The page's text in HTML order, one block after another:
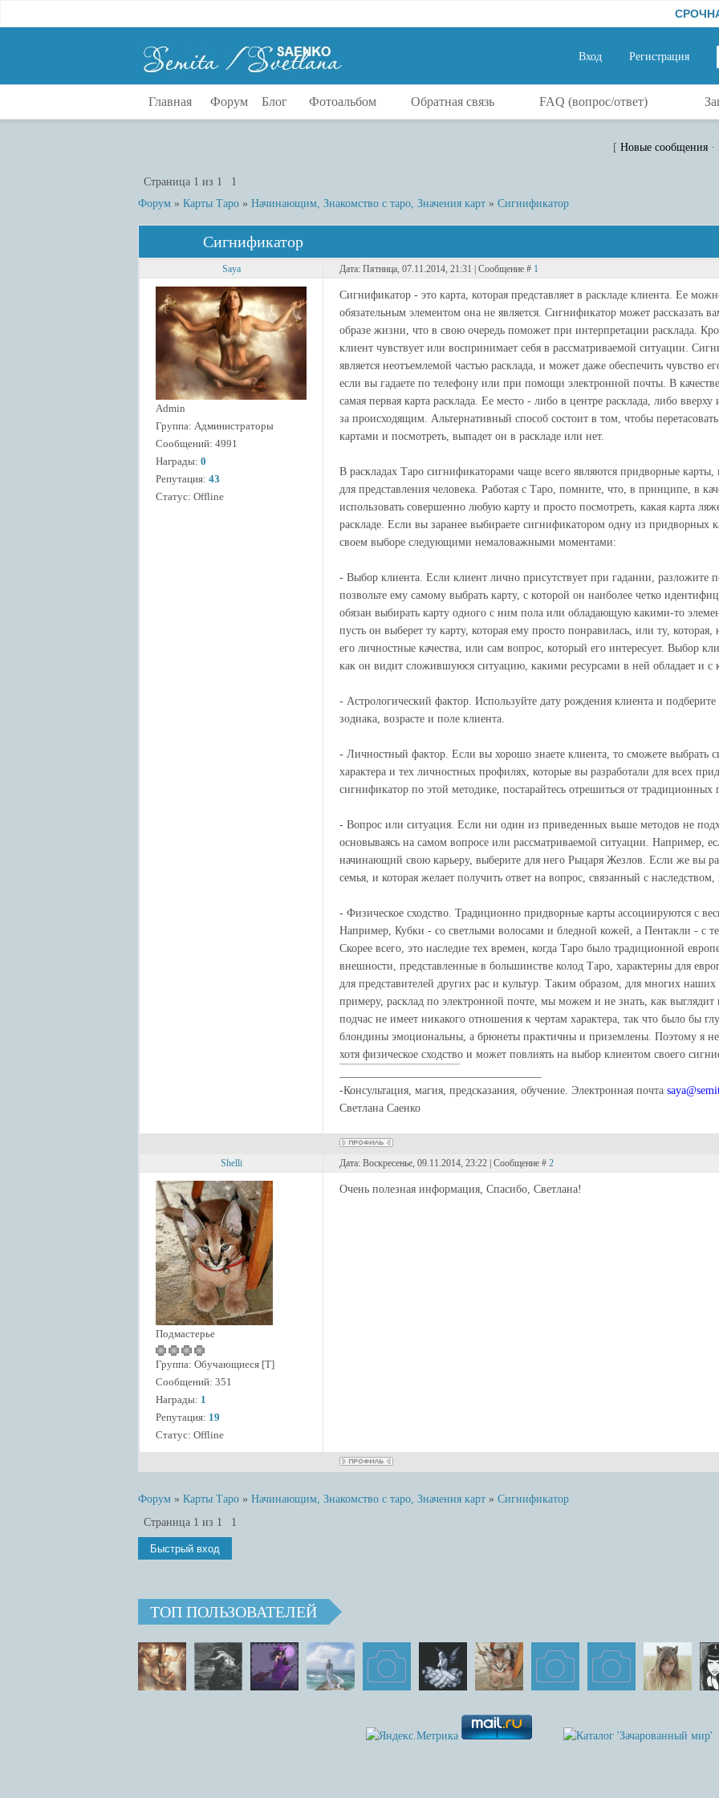
СРОЧНАЯ
Вход Регистрация
Главная Форум Блог Фотоальбом Обратная связь FAQ (вопрос/ответ)
[ Новые сообщения ·
Страница 1 из 1
1
Форум » Карты Таро » Начинающим, Знакомство с таро, Значения карт » Сигнификатор
Сигнификатор
Saya Дата: Пятница, 07.11.2014, 21:31 | Сообщение # 1
Admin
Группа: Администраторы
Сообщений: 4991
Награды: 0
Репутация: 43
Статус: Offline
Сигнификатор - это карта, которая представляет в раскладе клиента. Ее
обязательным элементом она не является. Сигнификатор может рассказать
образе жизни, что в свою очередь поможет при интерпретации расклада.
клиент чувствует или воспринимает себя в рассматриваемой ситуации.
является неотъемлемой частью расклада, и может даже обеспечить чувство
если вы гадаете по телефону или при помощи электронной почты. В
самая первая карта расклада. Ее место - либо в центре расклада, либо
за происходящим. Альтернативный способ состоит в том, чтобы
картами и посмотреть, выпадет он в раскладе или нет.
В раскладах Таро сигнификаторами чаще всего являются придворные карты,
для представления человека. Работая с Таро, помните, что, в принципе, в
использовать совершенно любую карту и просто посмотреть, какая карта
раскладе. Если вы заранее выбираете сигнификатором одну из придворных
своем выборе следующими немаловажными моментами:
- Выбор клиента. Если клиент лично присутствует при гадании, разложите
позвольте ему самому выбрать карту, с которой он наиболее четко
обязан выбирать карту одного с ним пола или обладающую какими-то
пусть он выберет ту карту, которая ему просто понравилась, или ту, которая,
его личностные качества, или сам вопрос, который его интересует. Выбор
как он видит сложившуюся ситуацию, какими ресурсами в ней обладает и с
- Астрологический фактор. Используйте дату рождения клиента и
зодиака, возрасте и поле клиента.
- Личностный фактор. Если вы хорошо знаете клиента, то сможете выбрать
характера и тех личностных профилях, которые вы разработали для всех
сигнификатор по этой методике, постарайтесь отрешиться от традиционных
- Вопрос или ситуация. Если ни один из приведенных выше методов не
основываясь на самом вопросе или рассматриваемой ситуации. Например,
начинающий свою карьеру, выберите для него Рыцаря Жезлов. Если же вы
семья, и которая желает получить ответ на вопрос, связанный с
- Физическое сходство. Традиционно придворные карты ассоциируются с
Например, Кубки - со светлыми волосами и бледной кожей, а Пентакли - с
Скорее всего, это наследие тех времен, когда Таро было традиционной
внешности, представленные в большинстве колод Таро, характерны для
для представителей других рас и культур. Таким образом, для многих
примеру, расклад по электронной почте, мы можем и не знать, как
подчас не имеет никакого отношения к чертам характера, так что было бы
блондины эмоциональны, а брюнеты практичны и приземлены. Поэтому я не
хотя физическое сходство и может повлиять на выбор клиентом своего
-Консультация, магия, предсказания, обучение. Электронная почта
Светлана Саенко
Shelli Дата: Воскресенье, 09.11.2014, 23:22 | Сообщение # 2
Подмастерье
Группа: Обучающиеся [Т]
Сообщений: 351
Награды: 1
Репутация: 19
Статус: Offline
Очень полезная информация, Спасибо, Светлана!
Форум » Карты Таро » Начинающим, Знакомство с таро, Значения карт » Сигнификатор
Страница 1 из 1 1
ТОП ПОЛЬЗОВАТЕЛЕЙ